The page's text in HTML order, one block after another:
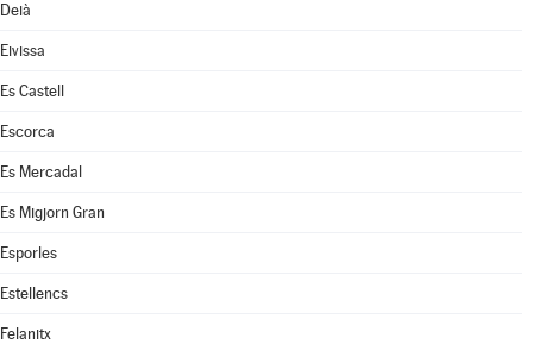
Deià
Eivissa
Es Castell
Escorca
Es Mercadal
Es Migjorn Gran
Esporles
Estellencs
Felanitx